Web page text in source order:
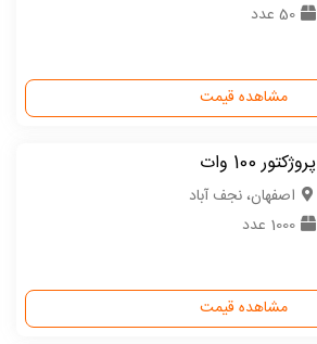
50 عدد
مشاهده قیمت
پروژکتور 100 وات
اصفهان، نجف آباد
1000 عدد
مشاهده قیمت